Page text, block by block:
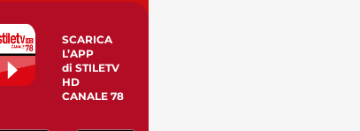
SCARICA
L’APP
di STILETV
HD
CANALE 78